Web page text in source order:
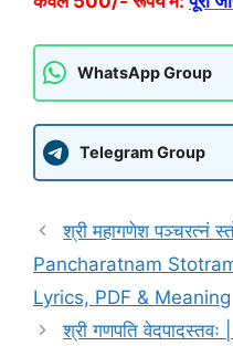
WhatsApp Group
Telegram Group
श्री महागणेश पञ्चरत्नं
Pancharatnam
Lyrics, PDF & Meaning
श्री गणपति